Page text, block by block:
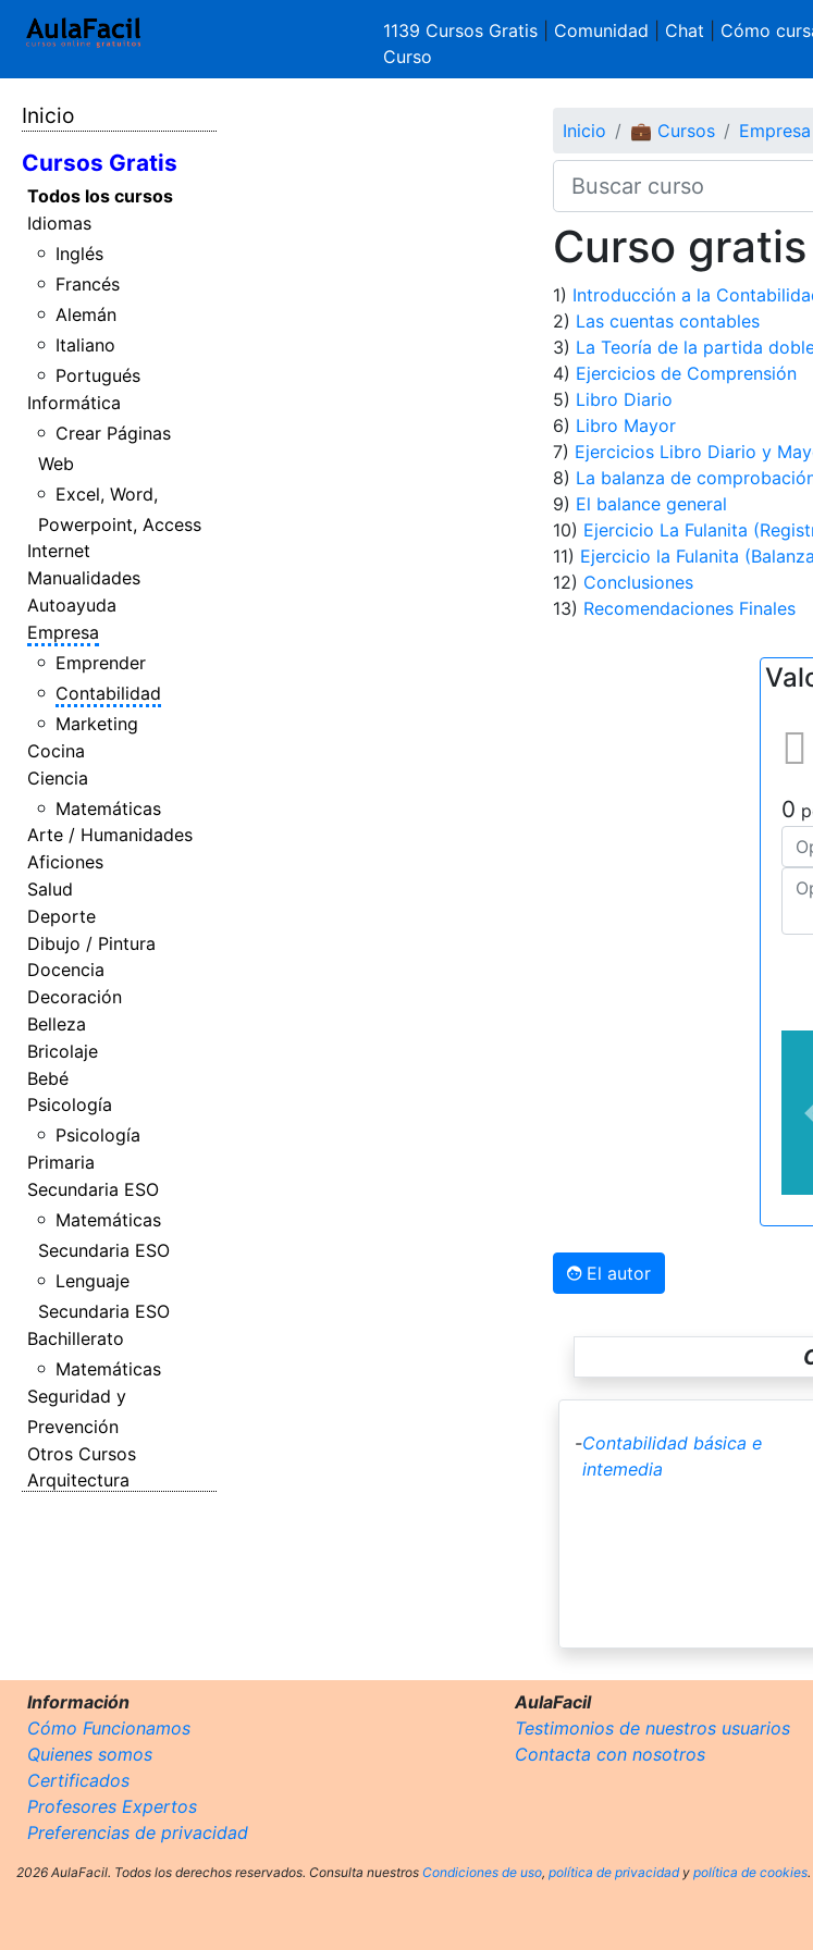
1139 Cursos Gratis Comunidad Chat Cómo
Curso
Inicio
Cursos Gratis
Todos los cursos
Idiomas
Inglés
Francés
Alemán
Italiano
Portugués
Informática
Crear Páginas
Web
Excel, Word,
Powerpoint, Access
Internet
Manualidades
Autoayuda
Empresa
Emprender
Contabilidad
Marketing
Cocina
Ciencia
Matemáticas
Arte / Humanidades
Aficiones
Salud
Deporte
Dibujo / Pintura
Docencia
Decoración
Belleza
Bricolaje
Bebé
Psicología
Psicología
Primaria
Secundaria ESO
Matemáticas
Secundaria ESO
Lenguaje
Secundaria ESO
Bachillerato
Matemáticas
Seguridad y
Prevención
Otros Cursos
Arquitectura
Inicio 💼 Cursos Empresa
Curso
1) Introducción a la
2) Las cuentas contables
3) La Teoría de la partida
4) Ejercicios de Comprensión
5) Libro Diario
6) Libro Mayor
7) Ejercicios Libro Diario y
8) La balanza de
9) El balance general
10) Ejercicio La Fulanita
11) Ejercicio la Fulanita
12) Conclusiones
13) Recomendaciones Finales
0
El autor
-Contabilidad básica e
intemedia
Información
Cómo Funcionamos
Quienes somos
Certificados
Profesores Expertos
Preferencias de privacidad
AulaFacil
Testimonios de nuestros usuarios
Contacta con nosotros
2026 AulaFacil. Todos los derechos reservados. Consulta nuestros Condiciones de uso, política de privacidady política de cookies.